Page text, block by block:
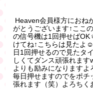
Heaven会員様方におね
がとうございます↑ここ
の信号機は1回押せば
けてね↑こちらは見たよ
日1回押せるので見たタ
しくてダンス頑張れま
よりも励みになります
毎日押せますのでをポ
張れます（笑）よろちく